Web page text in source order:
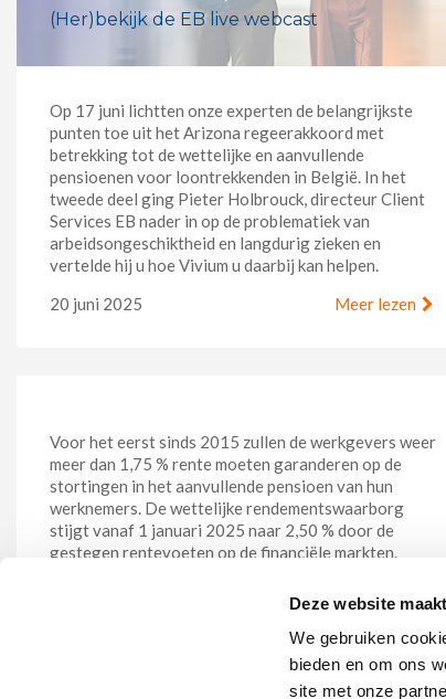
Deze website
We gebruiken
bieden en om ons
site met onze
(Her)bekijk de EB live webcast
Op 17 juni lichtten onze experten de belangrijkste
punten toe uit het Arizona regeerakkoord met
betrekking tot de wettelijke en aanvullende
pensioenen voor loontrekkenden in België. In het
tweede deel ging Pieter Holbrouck, directeur Client
Services EB nader in op de problematiek van
arbeidsongeschiktheid en langdurig zieken en
vertelde hij u hoe Vivium u daarbij kan helpen.
20 juni 2025
Meer lezen
stortingen voor aanvullende pensioenen